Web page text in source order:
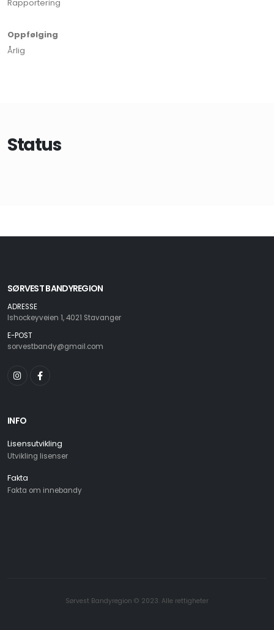
Rapportering
Oppfølging
Årlig
Status
SØRVEST BANDYREGION
ADRESSE
Ishockeyveien 1, 4021 Stavanger
E-POST
sorvestbandy@gmail.com
INFO
Lisensutvikling
Utvikling lisenser
Fakta
Fakta om innebandy
Sørvest Bandyregion © 2023. Alle rettigheter